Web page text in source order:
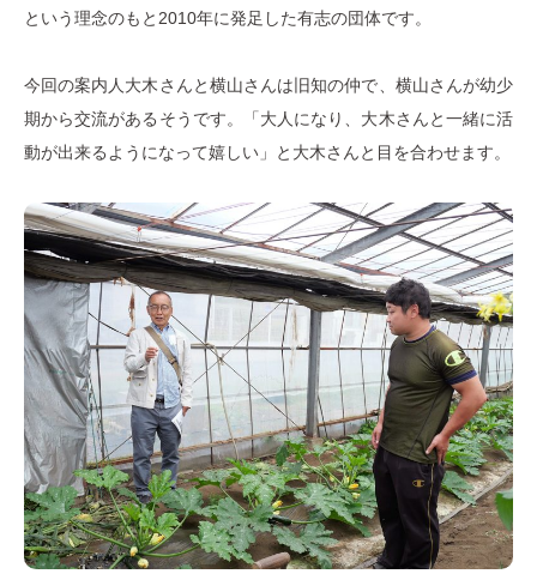
という理念のもと2010年に発足した有志の団体です。
今回の案内人大木さんと横山さんは旧知の仲で、横山さんが幼少
期から交流があるそうです。「大人になり、大木さんと一緒に活
動が出来るようになって嬉しい」と大木さんと目を合わせます。